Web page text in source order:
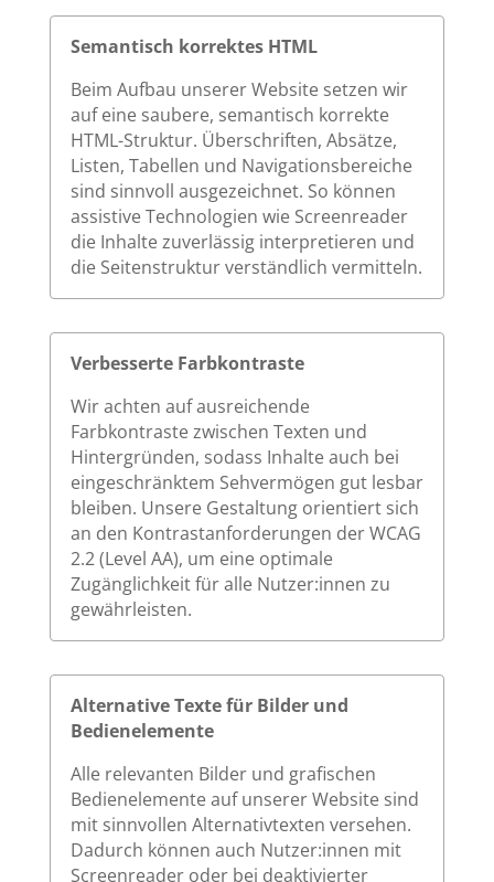
Semantisch korrektes HTML
Beim Aufbau unserer Website setzen wir
auf eine saubere, semantisch korrekte
HTML-Struktur. Überschriften, Absätze,
Listen, Tabellen und Navigationsbereiche
sind sinnvoll ausgezeichnet. So können
assistive Technologien wie Screenreader
die Inhalte zuverlässig interpretieren und
die Seitenstruktur verständlich vermitteln.
Verbesserte Farbkontraste
Wir achten auf ausreichende
Farbkontraste zwischen Texten und
Hintergründen, sodass Inhalte auch bei
eingeschränktem Sehvermögen gut lesbar
bleiben. Unsere Gestaltung orientiert sich
an den Kontrastanforderungen der WCAG
2.2 (Level AA), um eine optimale
Zugänglichkeit für alle Nutzer:innen zu
gewährleisten.
Alternative Texte für Bilder und
Bedienelemente
Alle relevanten Bilder und grafischen
Bedienelemente auf unserer Website sind
mit sinnvollen Alternativtexten versehen.
Dadurch können auch Nutzer:innen mit
Screenreader oder bei deaktivierter